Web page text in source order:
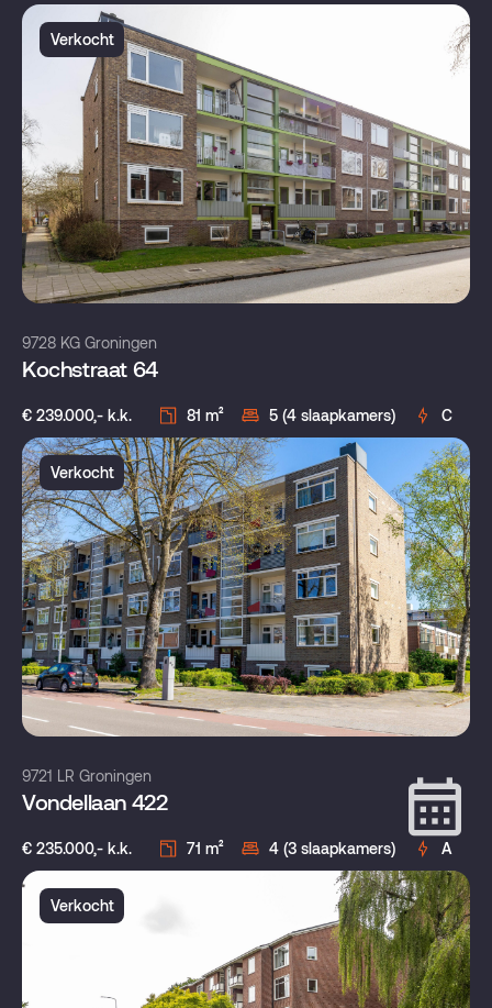
Verkocht
9728 KG Groningen
Kochstraat 64
€ 239.000,- k.k. 81 m² 5 (4 slaapkamers) C
Verkocht
9721 LR Groningen
Vondellaan 422
€ 235.000,- k.k. 71 m² 4 (3 slaapkamers) A
Verkocht